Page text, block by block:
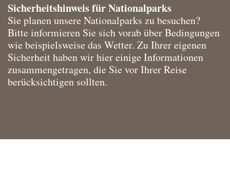
Sicherheitshinweis für Nationalparks
Sie planen unsere Nationalparks zu besuchen?
Bitte informieren Sie sich vorab über Bedingungen
wie beispielsweise das Wetter. Zu Ihrer eigenen
Sicherheit haben wir hier einige Informationen
zusammengetragen, die Sie vor Ihrer Reise
berücksichtigen sollten.